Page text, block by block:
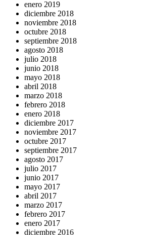
enero 2019
diciembre 2018
noviembre 2018
octubre 2018
septiembre 2018
agosto 2018
julio 2018
junio 2018
mayo 2018
abril 2018
marzo 2018
febrero 2018
enero 2018
diciembre 2017
noviembre 2017
octubre 2017
septiembre 2017
agosto 2017
julio 2017
junio 2017
mayo 2017
abril 2017
marzo 2017
febrero 2017
enero 2017
diciembre 2016